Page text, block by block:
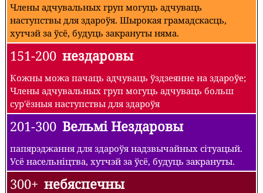
Члены адчувальных груп могуць адчуваць
наступствы для здароўя. Шырокая грамадскасць,
хутчэй за ўсё, будуць закрануты няма.
151-200 нездаровы
Кожны можа пачаць адчуваць ўздзеянне на здароўе;
Члены адчувальных груп могуць адчуваць больш
сур'ёзныя наступствы для здароўя
201-300 Вельмі Нездаровы
папярэджання для здароўя надзвычайных сітуацый.
Усё насельніцтва, хутчэй за ўсё, будуць закрануты.
300+ небяспечны